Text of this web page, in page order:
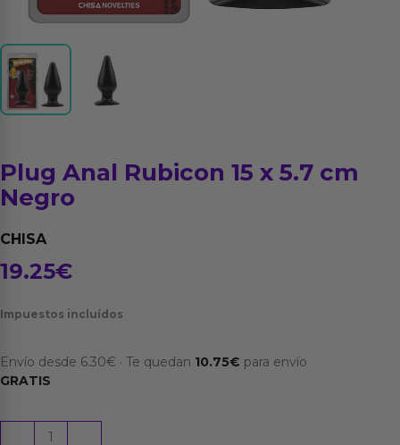
Plug Anal Rubicon 15 x 5.7 cm
Negro
CHISA
19.25€
Impuestos incluídos
Envío desde 6.30€ · Te quedan 10.75€ para envío
GRATIS